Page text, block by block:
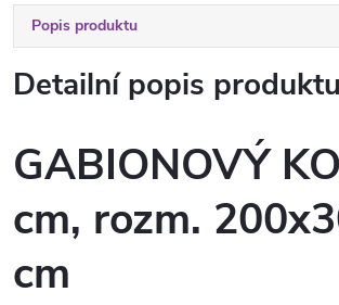
Popis produktu
Detailní popis produktu
GABIONOVÝ
cm, rozm.
cm